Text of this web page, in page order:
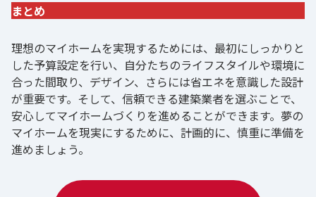
まとめ
理想のマイホームを実現するためには、最初にしっかりと
した予算設定を行い、自分たちのライフスタイルや環境に
合った間取り、デザイン、さらには省エネを意識した設計
が重要です。そして、信頼できる建築業者を選ぶことで、
安心してマイホームづくりを進めることができます。夢の
マイホームを現実にするために、計画的に、慎重に準備を
進めましょう。